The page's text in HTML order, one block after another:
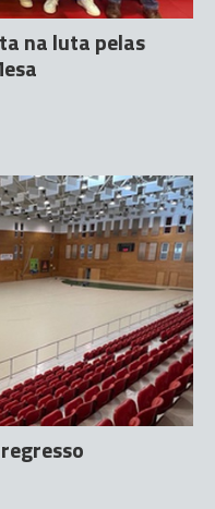
na luta pelas